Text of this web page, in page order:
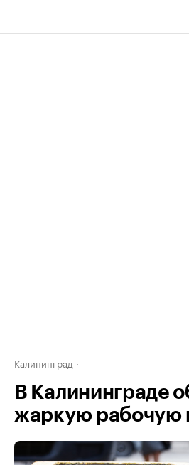
Калининград
В Калининграде
жаркую рабочую